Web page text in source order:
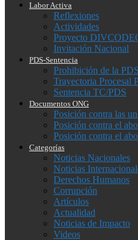
Labor Activa
Reflexiones
Actividades
Proyecto
Invitación Nacional
PDS-Sentencia
Prohibición de la PDS
Trayectoria Procesal
Sentencia TC/PDS
Documentos ONG
Posición contra las
Posición contra el
Posición contra el
Categorías
Noticias Nacionales
Noticias
Derechos Humanos
Corrupción
Artículos
Actualidad
Noticias de Impacto
Videos